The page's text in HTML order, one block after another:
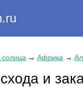
солнца → Африка →
и